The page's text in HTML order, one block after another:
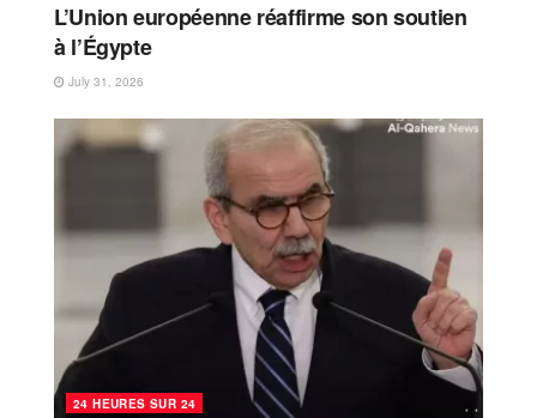
L’Union européenne réaffirme son soutien
à l’Égypte
July 31, 2026
24 HEURES SUR 24